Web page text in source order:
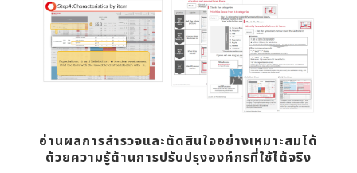
อ่านผลการสำรวจและตัดสินใจอย่างเหมาะสมได้
ด้วยความรู้ด้านการปรับปรุงองค์กรที่ใช้ได้จริง